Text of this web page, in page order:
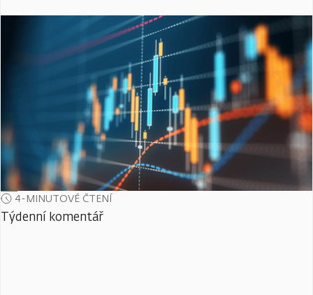
4-MINUTOVÉ ČTENÍ
Týdenní komentář